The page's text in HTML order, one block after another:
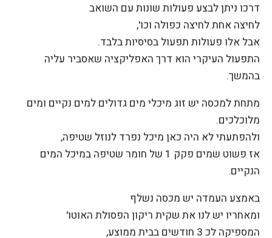
דרכו ניתן לבצע פעולות שונות עם השואב
לחיצה אחת לחיצה כפולה וכו',
אבל אלו פעולות תפעול בסיסיות בלבד.
התפעול העיקרי הוא דרך האפליקציה שאסביר עליה
בהמשך.
מתחת למכסה יש זוג מיכלי מים גדולים למים נקיים ומים
מלוכלכים.
ולהפתעתי לא היה כאן מיכל נפרד לנוזל שטיפה,
אז פשוט שמים פקק 1 של חומר שטיפה במיכל המים
הנקיים.
באמצע העמדה יש מכסה נשלף
ומאחריו יש לנו את שקית ריקון הפסולת האוטו'
המספיקה לכ 3 חודשים בבית ממוצע,